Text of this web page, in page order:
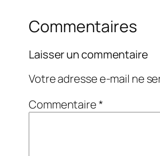
Commentaires
Laisser un commentaire
Votre adresse e-mail ne
Commentaire*